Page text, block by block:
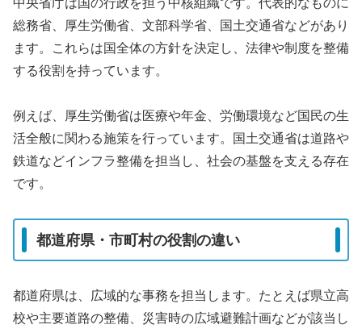
総務省、厚生労働省、文部科学省、国土交通省などがあり
ます。これらは国全体の方針を決定し、法律や制度を整備
する役割を持っています。
例えば、厚生労働省は医療や年金、労働環境など国民の生
活全般に関わる施策を行っています。国土交通省は道路や
鉄道などインフラ整備を担当し、社会の基盤を支える存在
です。
都道府県・市町村の役割の違い
都道府県は、広域的な事務を担当します。たとえば県立高
校や主要道路の整備、災害時の広域避難計画などが該当し